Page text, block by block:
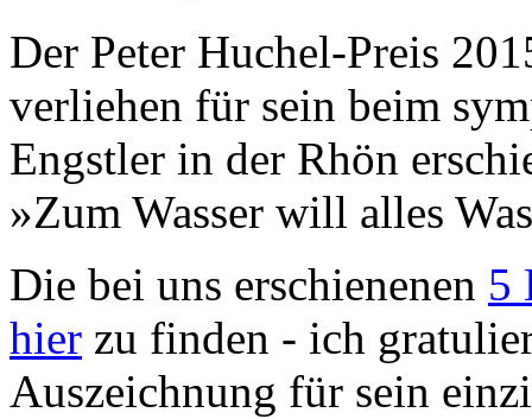
Der Peter Huchel-Preis
verliehen für sein beim
Engstler in der Rhön
»Zum Wasser will alles
Die bei uns erschienenen 5
hier zu finden - ich
Auszeichnung für sein